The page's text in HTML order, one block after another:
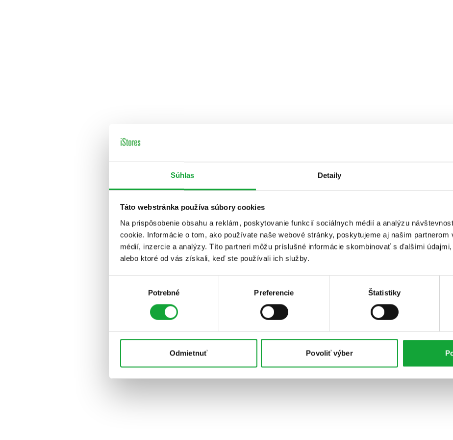
Súhlas Detaily
Táto webstránka používa súbory cookies
Na prispôsobenie obsahu a reklám, poskytovanie funkcií sociálnych médií a analýzu
cookie. Informácie o tom, ako používate naše webové stránky, poskytujeme aj našim partnerom
médií, inzercie a analýzy. Títo partneri môžu príslušné informácie skombinovať s ďalšími
alebo ktoré od vás získali, keď ste používali ich služby.
Potrebné Preferencie Štatistiky
Odmietnuť Povoliť výber